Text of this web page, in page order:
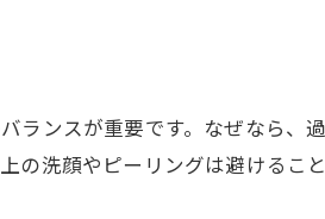
ランスが重要です。なぜなら、
の洗顔やピーリングは避けるこ